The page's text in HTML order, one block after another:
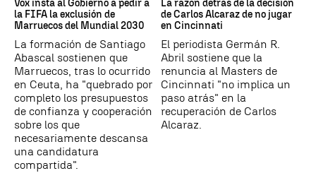
Vox insta al Gobierno a pedir a
la FIFA la exclusión de
Marruecos del Mundial 2030
La formación de Santiago
Abascal sostienen que
Marruecos, tras lo ocurrido
en Ceuta, ha "quebrado por
completo los presupuestos
de confianza y cooperación
sobre los que
necesariamente descansa
una candidatura
compartida".
La razón detrás de la decisión
de Carlos Alcaraz de no jugar
en Cincinnati
El periodista Germán R.
Abril sostiene que la
renuncia al Masters de
Cincinnati "no implica un
paso atrás" en la
recuperación de Carlos
Alcaraz.